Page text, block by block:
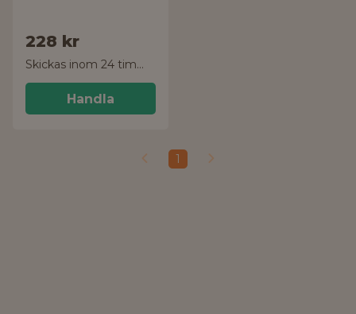
228 kr
Skickas inom 24 timmar!
Handla
1